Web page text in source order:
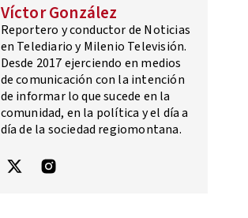
Víctor González
Reportero y conductor de Noticias
en Telediario y Milenio Televisión.
Desde 2017 ejerciendo en medios
de comunicación con la intención
de informar lo que sucede en la
comunidad, en la política y el día a
día de la sociedad regiomontana.